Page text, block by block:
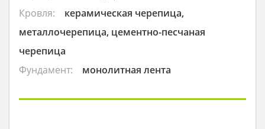
Кровля:
керамическая черепица,
металлочерепица, цементно-песчаная
черепица
Фундамент:
монолитная лента